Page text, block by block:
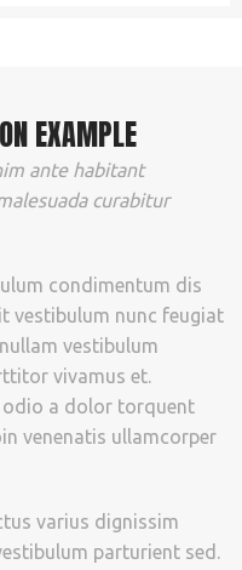
EXAMPLE
ante habitant
curabitur
condimentum dis
vestibulum nunc feugiat
vestibulum
vivamus et.
odio a dolor torquent
venenatis ullamcorper
varius dignissim
parturient sed.